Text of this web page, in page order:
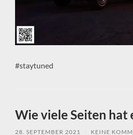
#staytuned
Wie viele Seiten hat
28. SEPTEMBER 2021 KEINE